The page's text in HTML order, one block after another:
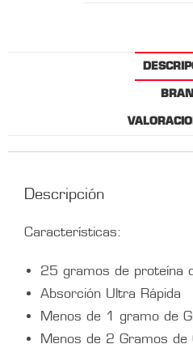
Descripción
Características:
25 gramos de proteína
Absorción Ultra Rápida
Menos de 1 gramo de
Menos de 2 Gramos de